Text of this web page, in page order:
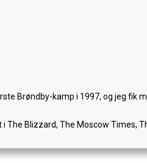
Brøndby-kamp i 1997, og jeg
Blizzard, The Moscow Times,